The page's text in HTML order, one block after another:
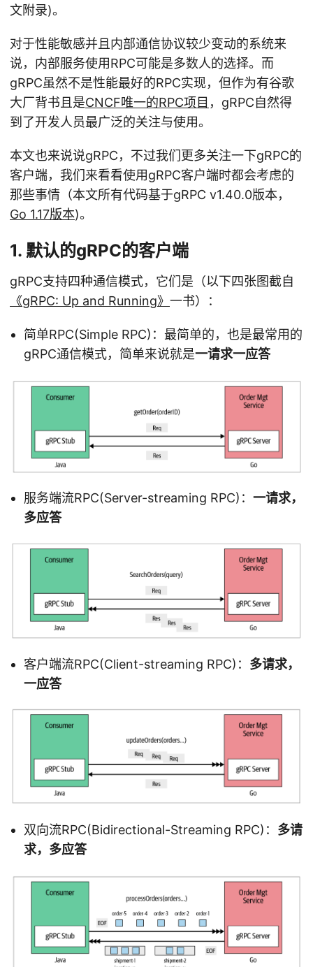
文附录)。
对于性能敏感并且内部通信协议较少变动的系统来
说，内部服务使用RPC可能是多数人的选择。而
gRPC虽然不是性能最好的RPC实现，但作为有谷歌
大厂背书且是CNCF唯一的RPC项目 ，gRPC自然得
到了开发人员最广泛的关注与使用。
本文也来说说gRPC，不过我们更多关注一下gRPC的
客户端，我们来看看使用gRPC客户端时都会考虑的
那些事情（本文所有代码基于gRPC v1.40.0版本，
Go 1.17版本)。
1. 默认的gRPC的客户端
gRPC支持四种通信模式，它们是（以下四张图截自
《gRPC: Up and Running》 一书）：
简单RPC(Simple RPC)：最简单的，也是最常用的
gRPC通信模式，简单来说就是一请求一应答
服务端流RPC(Server-streaming RPC)： 一请求，
多应答
客户端流RPC(Client-streaming RPC)： 多请求，
一应答
双向流RPC(Bidirectional-Streaming RPC)： 多请
求，多应答